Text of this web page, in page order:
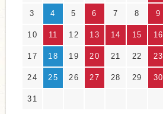
3 4 5 6 7 8 9
10 11 12 13 14 15 16
17 18 19 20 21 22 23
24 25 26 27 28 29 30
31